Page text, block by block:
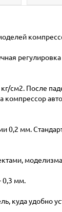
см2. После
0,2 мм.
0,3 мм.
куда удобно